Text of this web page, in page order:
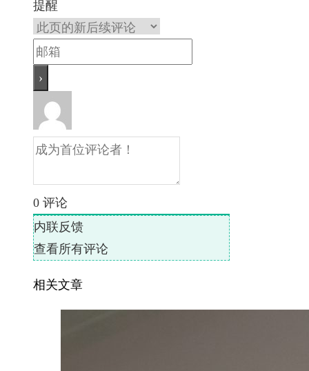
提醒
0 评论
内联反馈
查看所有评论
相关文章